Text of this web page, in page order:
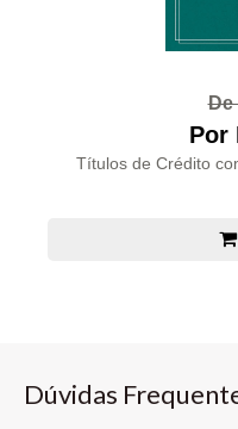
De
Por
Títulos de Crédito
Dúvidas